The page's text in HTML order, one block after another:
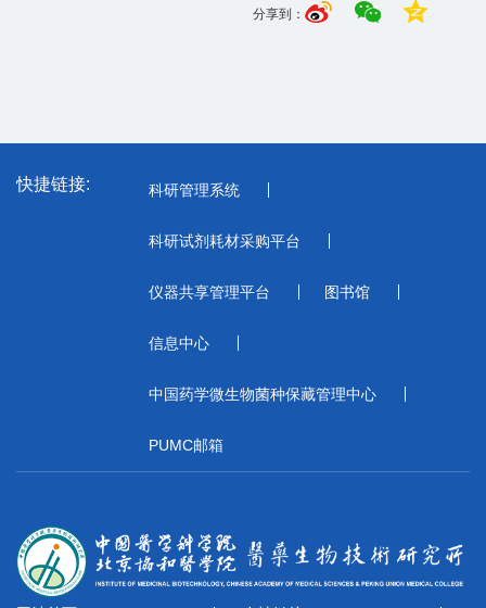
分享到：
快捷链接: 科研管理系统
科研试剂耗材采购平台
仪器共享管理平台 图书馆
信息中心
中国药学微生物菌种保藏管理中心
PUMC邮箱